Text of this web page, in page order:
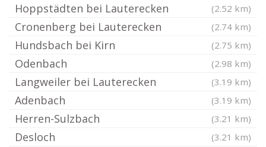
Hoppstädten bei Lauterecken (2.52 km)
Cronenberg bei Lauterecken (2.74 km)
Hundsbach bei Kirn (2.75 km)
Odenbach (2.98 km)
Langweiler bei Lauterecken (3.19 km)
Adenbach (3.19 km)
Herren-Sulzbach (3.21 km)
Desloch (3.21 km)